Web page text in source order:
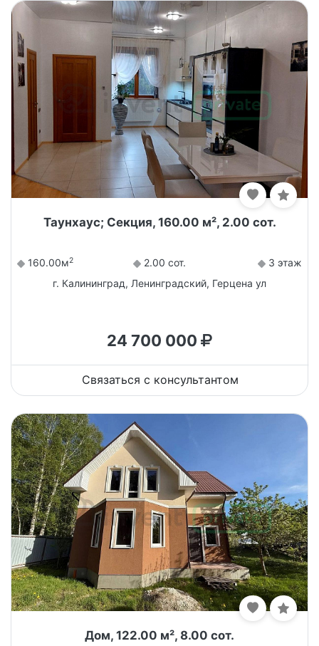
Таунхаус; Секция, 160.00 м², 2.00 сот.
160.00м2 2.00 сот.
3 этаж
г. Калининград, Ленинградский, Герцена ул
24 700 000
Связаться с консультантом
Дом, 122.00 м², 8.00 сот.